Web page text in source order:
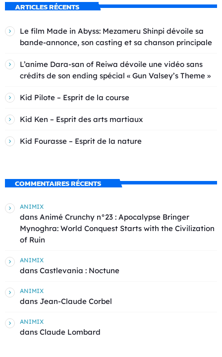
ARTICLES RÉCENTS
Le film Made in Abyss: Mezameru Shinpi dévoile sa
bande-annonce, son casting et sa chanson principale
L’anime Dara-san of Reiwa dévoile une vidéo sans
crédits de son ending spécial « Gun Valsey’s Theme »
Kid Pilote – Esprit de la course
Kid Ken – Esprit des arts martiaux
Kid Fourasse – Esprit de la nature
COMMENTAIRES RÉCENTS
ANIMIX
dans Animé Crunchy n°23 : Apocalypse Bringer
Mynoghra: World Conquest Starts with the Civilization
of Ruin
ANIMIX
dans Castlevania : Noctune
ANIMIX
dans Jean-Claude Corbel
ANIMIX
dans Claude Lombard